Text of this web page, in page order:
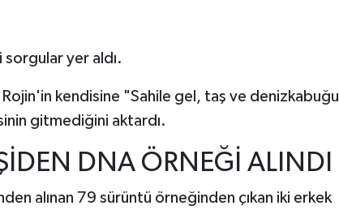
sorgular yer aldı.
kendisine "Sahile gel, taş ve denizkabuğu
gitmediğini aktardı.
DNA ÖRNEĞİ ALINDI
alınan 79 sürüntü örneğinden çıkan iki erkek